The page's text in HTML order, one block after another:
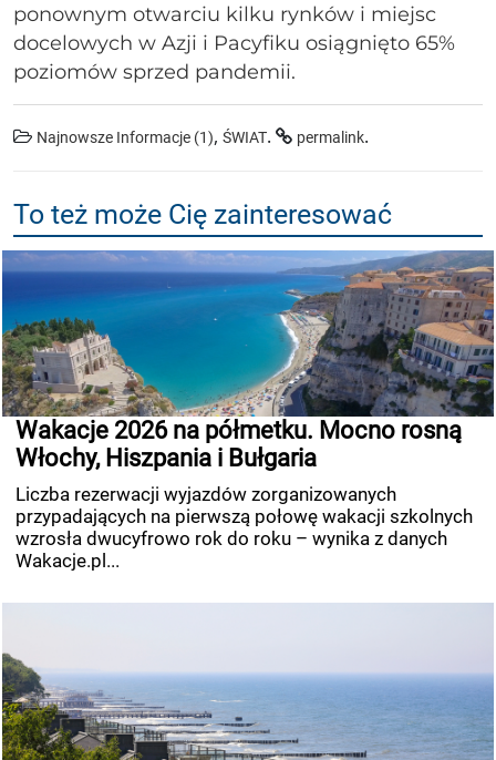
ponownym otwarciu kilku rynków i miejsc
docelowych w Azji i Pacyfiku osiągnięto 65%
poziomów sprzed pandemii.
Najnowsze Informacje (1), ŚWIAT. permalink.
To też może Cię zainteresować
Wakacje 2026 na półmetku. Mocno rosną
Włochy, Hiszpania i Bułgaria
Liczba rezerwacji wyjazdów zorganizowanych
przypadających na pierwszą połowę wakacji szkolnych
wzrosła dwucyfrowo rok do roku – wynika z danych
Wakacje.pl...